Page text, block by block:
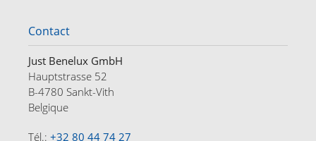
Contact
Just Benelux GmbH
Hauptstrasse 52
B-4780 Sankt-Vith
Belgique
Tél.: +32 80 44 74 27